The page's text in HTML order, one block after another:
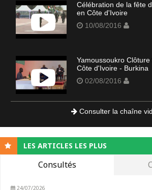
Célébration de la fête
en Côte d'Ivoire
10/08/2016
Yamoussoukro Clôture
Côte d'Ivoire - Burkina
02/08/2016
Consulter la chaîne
LES ARTICLES LES PLUS
Consultés
24/07/2026